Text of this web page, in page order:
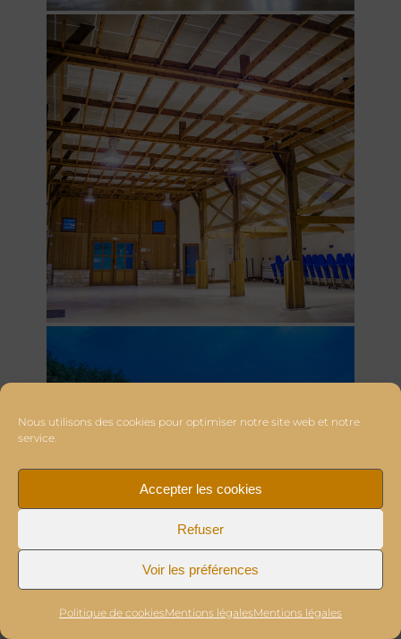
Nous utilisons des cookies pour optimiser notre site web et notre
service.
Accepter les cookies
Refuser
Voir les préférences
Politique de cookiesMentions légalesMentions légales